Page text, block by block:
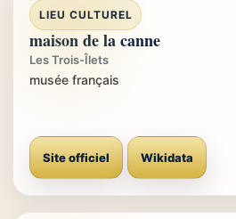
LIEU CULTUREL
maison de la canne
Les Trois-Îlets
musée français
Site officiel Wikidata